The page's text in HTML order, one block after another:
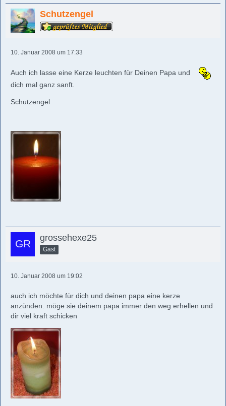
Schutzengel
10. Januar 2008 um 17:33
Auch ich lasse eine Kerze leuchten für Deinen Papa und
dich mal ganz sanft.
Schutzengel
grossehexe25
Gast
10. Januar 2008 um 19:02
auch ich möchte für dich und deinen papa eine kerze
anzünden. möge sie deinem papa immer den weg erhellen und
dir viel kraft schicken